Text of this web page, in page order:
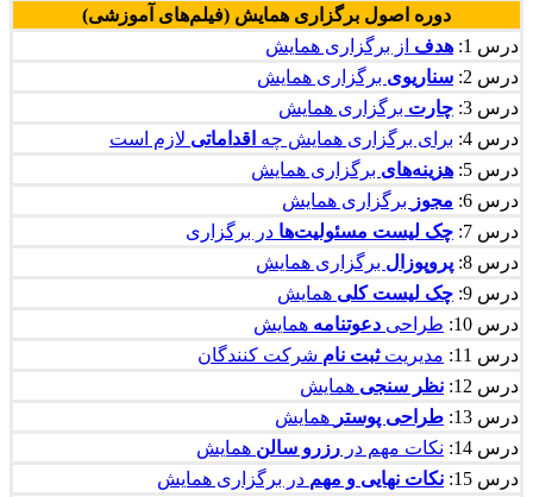
دوره اصول برگزاری همایش (فیلم‌های آموزشی)
درس 1:
هدف از برگزاری همایش
درس 2:
سناریوی برگزاری همایش
درس 3:
چارت برگزاری همایش
درس 4:
برای برگزاری همایش چه اقداماتی لازم است
درس 5:
هزینه‌های برگزاری همایش
درس 6:
مجوز برگزاری همایش
درس 7:
چک لیست مسئولیت‌ها در برگزاری
درس 8:
پروپوزال برگزاری همایش
درس 9:
چک لیست کلی همایش
درس 10:
طراحی دعوتنامه همایش
درس 11:
مدیریتثبت نام شرکت کنندگان
درس 12:
نظر سنجی همایش
درس 13:
طراحی پوستر همایش
درس 14:
نکات مهم در رزرو سالن همایش
درس 15:
نکات نهایی و مهم در برگزاری همایش